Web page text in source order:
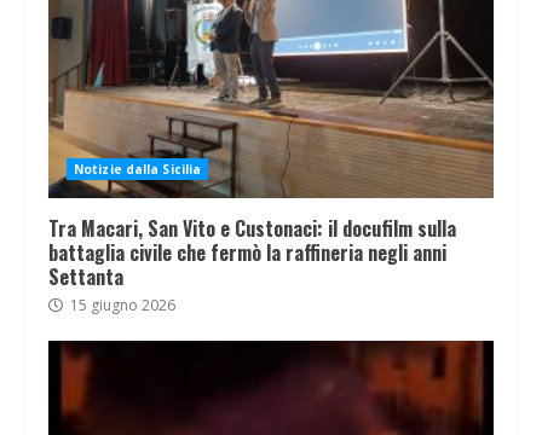
Notizie dalla Sicilia
Tra Macari, San Vito e Custonaci: il docufilm sulla
battaglia civile che fermò la raffineria negli anni
Settanta
15 giugno 2026